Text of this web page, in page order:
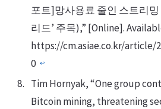
포트]망사용료 줄인 스트리
리드’ 주목),” [Online].
https://cm.asiae.co.kr/article/
0 ↩
Tim Hornyak, “One group
Bitcoin mining, threatening